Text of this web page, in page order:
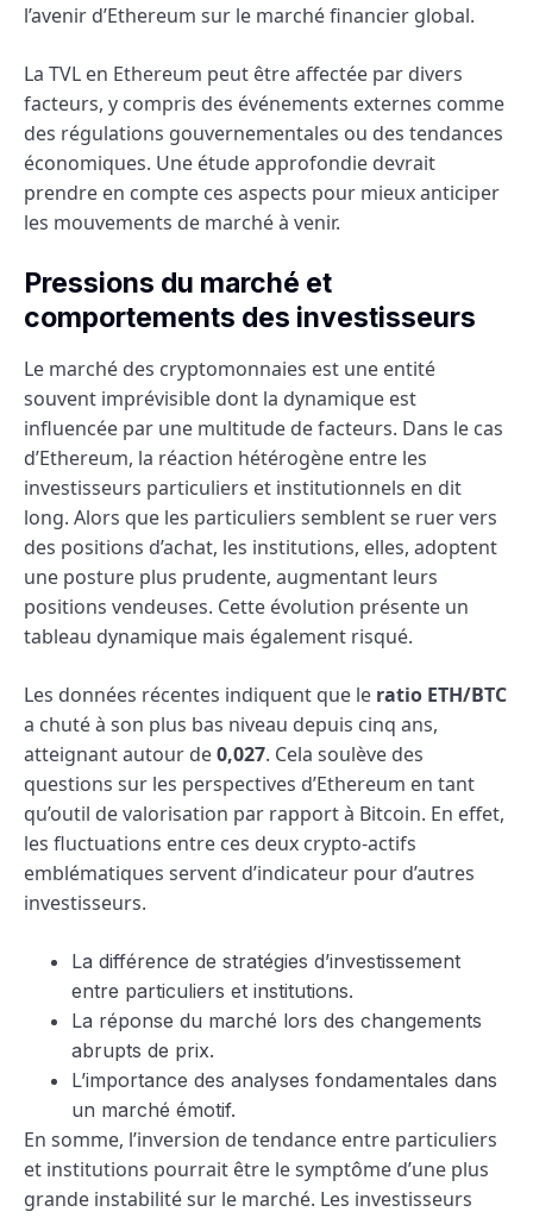
l’avenir d’Ethereum sur le marché financier global.
La TVL en Ethereum peut être affectée par divers
facteurs, y compris des événements externes comme
des régulations gouvernementales ou des tendances
économiques. Une étude approfondie devrait
prendre en compte ces aspects pour mieux anticiper
les mouvements de marché à venir.
Pressions du marché et
comportements des investisseurs
Le marché des cryptomonnaies est une entité
souvent imprévisible dont la dynamique est
influencée par une multitude de facteurs. Dans le cas
d’Ethereum, la réaction hétérogène entre les
investisseurs particuliers et institutionnels en dit
long. Alors que les particuliers semblent se ruer vers
des positions d’achat, les institutions, elles, adoptent
une posture plus prudente, augmentant leurs
positions vendeuses. Cette évolution présente un
tableau dynamique mais également risqué.
Les données récentes indiquent que le ratio ETH/BTC
a chuté à son plus bas niveau depuis cinq ans,
atteignant autour de0,027. Cela soulève des
questions sur les perspectives d’Ethereum en tant
qu’outil de valorisation par rapport à Bitcoin. En effet,
les fluctuations entre ces deux crypto-actifs
emblématiques servent d’indicateur pour d’autres
investisseurs.
La différence de stratégies d’investissement
entre particuliers et institutions.
La réponse du marché lors des changements
abrupts de prix.
L’importance des analyses fondamentales dans
un marché émotif.
En somme, l’inversion de tendance entre particuliers
et institutions pourrait être le symptôme d’une plus
grande instabilité sur le marché. Les investisseurs